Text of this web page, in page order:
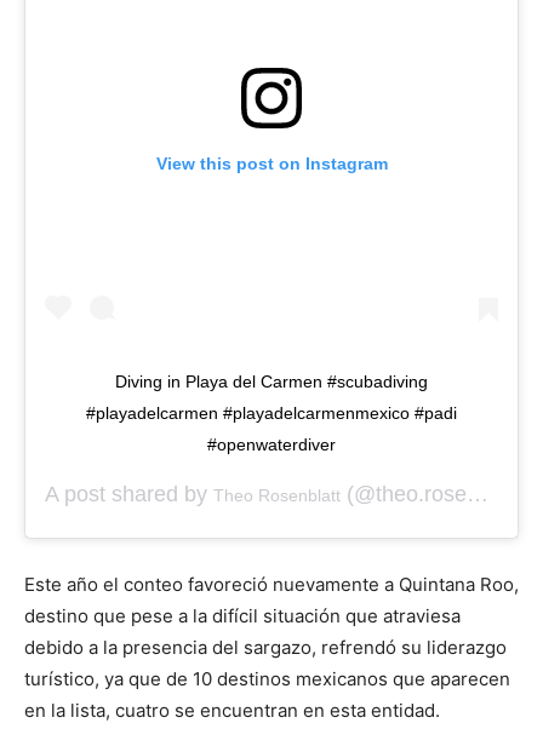
View this post on Instagram
Diving in Playa del Carmen #scubadiving
#playadelcarmen #playadelcarmenmexico #padi
#openwaterdiver
A post shared by Theo Rosenblatt (@theo.rosenblatt) on
Este año el conteo favoreció nuevamente a Quintana Roo,
destino que pese a la difícil situación que atraviesa
debido a la presencia del sargazo, refrendó su liderazgo
turístico, ya que de 10 destinos mexicanos que aparecen
en la lista, cuatro se encuentran en esta entidad.